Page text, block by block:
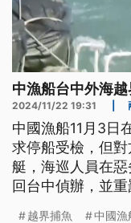
中漁船台中外海
2024/11/22 19:31
中國漁船11月3日
求停船受檢，但
艇，海巡人員在
回台中偵辦，並重
越界捕魚 中國漁